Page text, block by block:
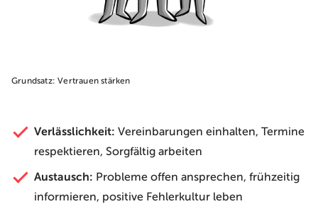
Grundsatz: Vertrauen stärken
Verlässlichkeit: Vereinbarungen einhalten, Termine
respektieren, Sorgfältig arbeiten
Austausch: Probleme offen ansprechen, frühzeitig
informieren, positive Fehlerkultur leben